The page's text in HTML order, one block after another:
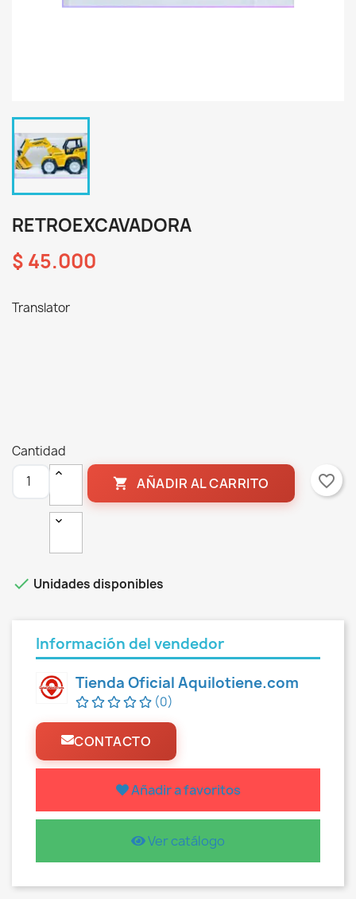
RETROEXCAVADORA
$ 45.000
Translator
Cantidad
 AÑADIR AL CARRITO favorite_border
 Unidades disponibles
Información del vendedor
Tienda Oficial Aquilotiene.com
(0)
CONTACTO
Añadir a favoritos
Ver catálogo